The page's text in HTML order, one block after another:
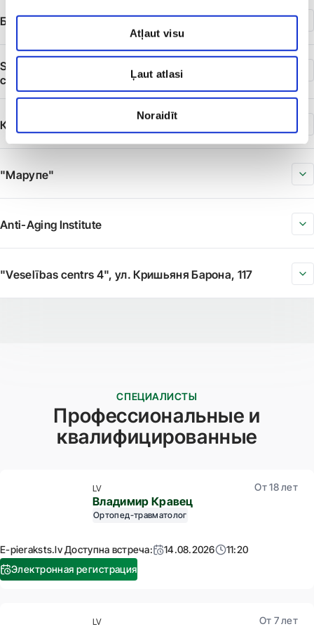
Atļaut visu
Ļaut atlasi
Noraidīt
Балтийская Kлиника Bен
SIA «Veselības centrs 4» филиал «Diagnostikas
centrs»
Клиника Парвентас
"Марупе"
Anti-Aging Institute
"Veselības centrs 4", ул. Кришьяня Барона, 117
СПЕЦИАЛИСТЫ
Профессиональные и
квалифицированные
LV От 18 лет
Владимир Кравец
Ортопед-травматолог
E-pieraksts.lv Доступна встреча: 14.08.2026
11:20
Электронная регистрация
LV От 7 лет